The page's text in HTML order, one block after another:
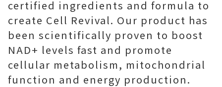
certified ingredients and formula to
create Cell Revival. Our product has
been scientifically proven to boost
NAD+ levels fast and promote
cellular metabolism, mitochondrial
function and energy production.